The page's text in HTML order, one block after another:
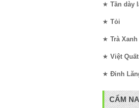
★ Tần dày
★ Tỏi
★ Trà Xanh
★ Việt Quất
★ Đinh
CẨM